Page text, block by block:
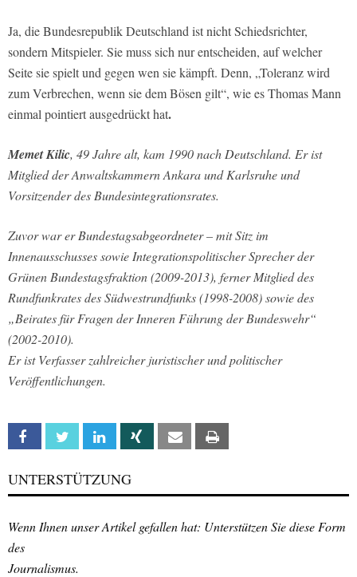
Ja, die Bundesrepublik Deutschland ist nicht Schiedsrichter,
sondern Mitspieler. Sie muss sich nur entscheiden, auf welcher
Seite sie spielt und gegen wen sie kämpft. Denn, „Toleranz wird
zum Verbrechen, wenn sie dem Bösen gilt“, wie es Thomas Mann
einmal pointiert ausgedrückt hat.
Memet Kilic, 49 Jahre alt, kam 1990 nach Deutschland. Er ist
Mitglied der Anwaltskammern Ankara und Karlsruhe und
Vorsitzender des Bundesintegrationsrates.
Zuvor war er Bundestagsabgeordneter – mit Sitz im
Innenausschusses sowie Integrationspolitischer Sprecher der
Grünen Bundestagsfraktion (2009-2013), ferner Mitglied des
Rundfunkrates des Südwestrundfunks (1998-2008) sowie des
„Beirates für Fragen der Inneren Führung der Bundeswehr“
(2002-2010).
Er ist Verfasser zahlreicher juristischer und politischer
Veröffentlichungen.
Facebook Twitter Linkedin Xing Email
UNTERSTÜTZUNG
Wenn Ihnen unser Artikel gefallen hat: Unterstützen Sie diese Form
des
Journalismus.